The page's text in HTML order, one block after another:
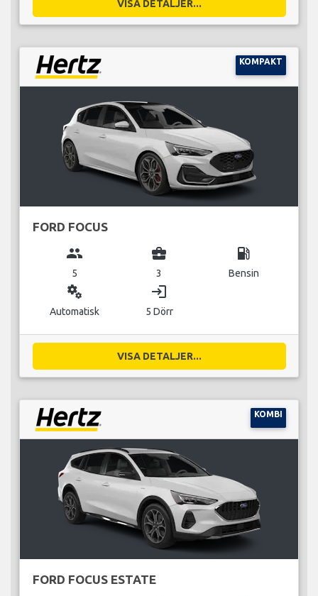
VISA DETALJER...
KOMPAKT
FORD FOCUS
group
5
business_center
3
local_gas_station
Bensin
miscellaneous_services
Automatisk
login
5 Dörr
VISA DETALJER...
KOMBI
FORD FOCUS ESTATE